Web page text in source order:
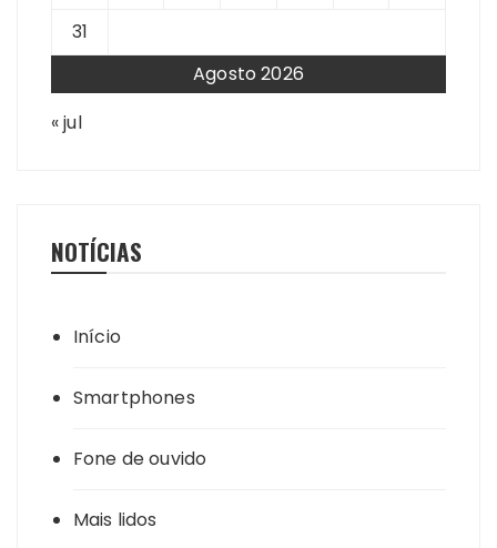
Agosto 2026
31
« jul
NOTÍCIAS
Início
Smartphones
Fone de ouvido
Mais lidos